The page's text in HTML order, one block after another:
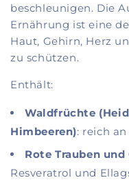
beschleunigen. Die
Ernährung ist eine
Haut, Gehirn, Herz
zu schützen.
Enthält:
Waldfrüchte
Himbeeren): reich
Rote Trauben
Resveratrol und